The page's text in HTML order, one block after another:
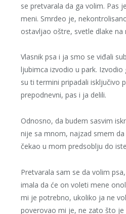
se pretvarala da ga volim. Pas
meni. Smrdeo je,
ostavljao oštre, svetle dlake
Vlasnik psa i ja smo se viđali
ljubimca izvodio u park. Izvodio
su ti termini pripadali isključivo
prepodnevni, pas i ja delili.
Odnosno, da budem sasvim
nije sa mnom, najzad smem
čekao u mom predsoblju do
Pretvarala sam se da volim
imala da će on voleti mene
mi je potrebno, ukoliko ja ne
poverovao mi je, ne zato što je